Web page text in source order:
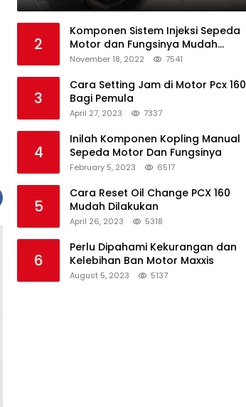
2
Komponen Sistem Injeksi Sepeda
Motor dan Fungsinya Mudah
Untuk Dipahami
November 18, 2022 7541
3
Cara Setting Jam di Motor Pcx 160
Bagi Pemula
April 27, 2023 7337
4
Inilah Komponen Kopling Manual
Sepeda Motor Dan Fungsinya
February 5, 2023 6517
5
Cara Reset Oil Change PCX 160
Mudah Dilakukan
April 26, 2023 5318
6
Perlu Dipahami Kekurangan dan
Kelebihan Ban Motor Maxxis
August 5, 2023 5137